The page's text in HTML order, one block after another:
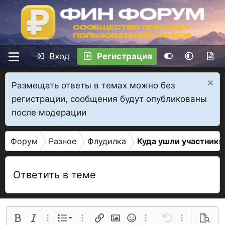
Вход Регистрация
Размещать ответы в темах можно без
регистрации, сообщения будут опубликованы
после модерации
Форум Разное Флудилка Куда ушли
Ответить в теме
Полужирный
КурсивДополнительные параметры...
Список
Нумерованный список
Дополнительные параметры...
СсылкаИзображение
СмайлыДополнительные
Отменить